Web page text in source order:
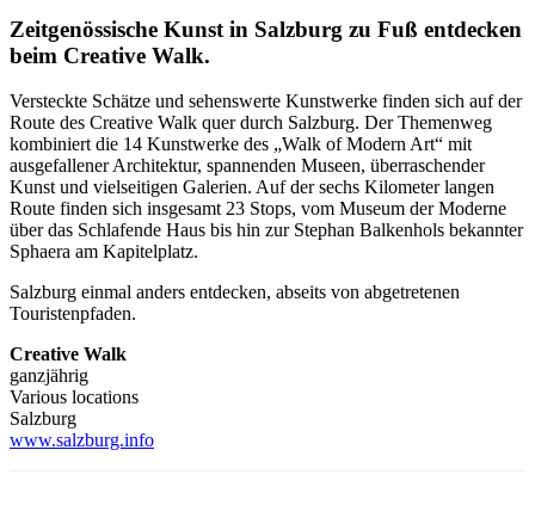
Zeitgenössische Kunst in Salzburg zu Fuß entdecken
beim Creative Walk.
Versteckte Schätze und sehenswerte Kunstwerke finden sich auf der
Route des Creative Walk quer durch Salzburg. Der Themenweg
kombiniert die 14 Kunstwerke des „Walk of Modern Art“ mit
ausgefallener Architektur, spannenden Museen, überraschender
Kunst und vielseitigen Galerien. Auf der sechs Kilometer langen
Route finden sich insgesamt 23 Stops, vom Museum der Moderne
über das Schlafende Haus bis hin zur Stephan Balkenhols bekannter
Sphaera am Kapitelplatz.
Salzburg einmal anders entdecken, abseits von abgetretenen
Touristenpfaden.
Creative Walk
ganzjährig
Various locations
Salzburg
www.salzburg.info